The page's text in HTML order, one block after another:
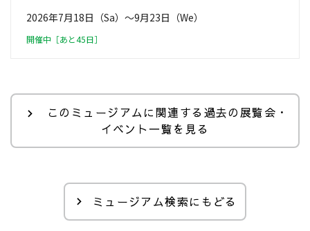
2026年7月18日（Sa）〜9月23日（We）
開催中［あと45日］
このミュージアムに関連する過去の展覧会・
イベント一覧を見る
ミュージアム検索にもどる